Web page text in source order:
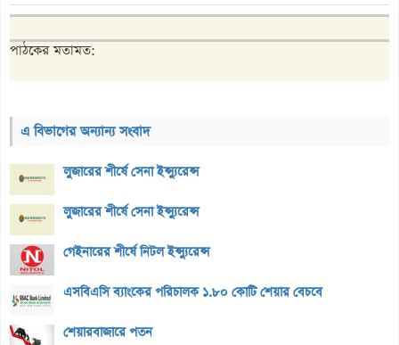
পাঠকের মতামত:
এ বিভাগের অন্যান্য সংবাদ
লুজারের শীর্ষে সেনা ইন্স্যুরেন্স
লুজারের শীর্ষে সেনা ইন্স্যুরেন্স
গেইনারের শীর্ষে নিটল ইন্স্যুরেন্স
এসবিএসি ব্যাংকের পরিচালক ১.৮০ কোটি শেয়ার বেচবে
শেয়ারবাজারে পতন